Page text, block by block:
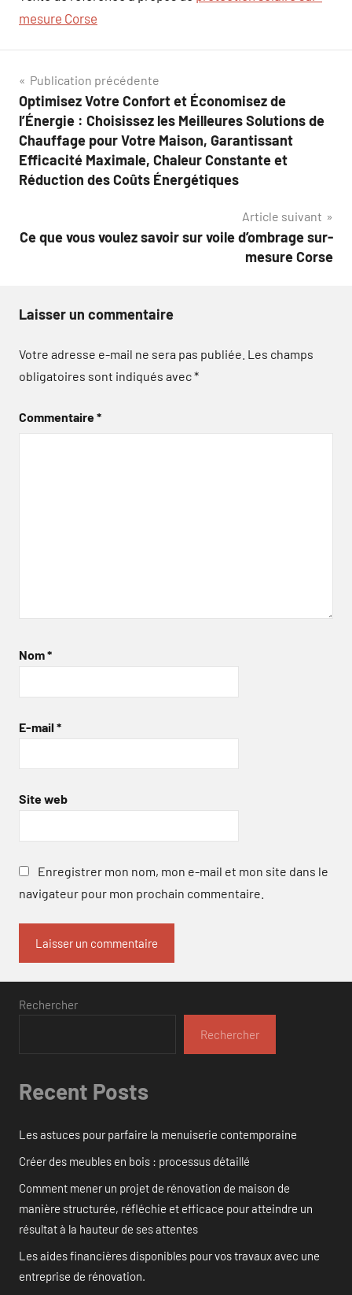
mesure Corse
Navigation
de
l’article
Publication précédente
Optimisez Votre Confort et Économisez de
l’Énergie : Choisissez les Meilleures Solutions de
Chauffage pour Votre Maison, Garantissant
Efficacité Maximale, Chaleur Constante et
Réduction des Coûts Énergétiques
Article suivant
Ce que vous voulez savoir sur voile d’ombrage sur-
mesure Corse
Laisser un commentaire
Votre adresse e-mail ne sera pas publiée. Les champs
obligatoires sont indiqués avec*
Commentaire*
Nom*
E-mail *
Site web
Enregistrer mon nom, mon e-mail et mon site dans le
navigateur pour mon prochain commentaire.
Rechercher
Rechercher
Recent Posts
Les astuces pour parfaire la menuiserie contemporaine
Créer des meubles en bois : processus détaillé
Comment mener un projet de rénovation de maison de
manière structurée, réfléchie et efficace pour atteindre un
résultat à la hauteur de ses attentes
Les aides financières disponibles pour vos travaux avec une
entreprise de rénovation.